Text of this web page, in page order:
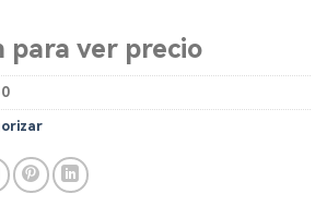
para ver precio